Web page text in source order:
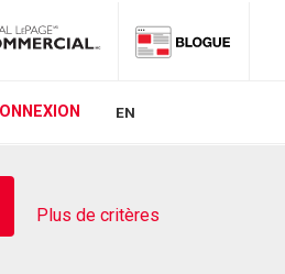
EN
Plus de critères